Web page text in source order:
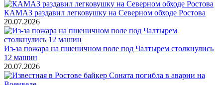
КАМАЗ раздавил легковушку на Северном обходе Ростова
20.07.2026
Из-за пожара на пшеничном поле под Чалтырем столкнулись
12 машин
20.07.2026